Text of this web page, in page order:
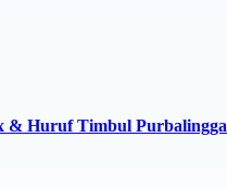
& Huruf Timbul Purbalingga